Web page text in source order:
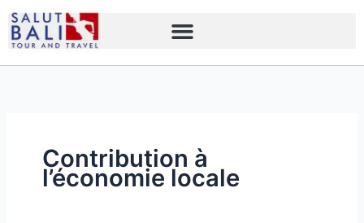
Skip
content
Contribution à
l’économie locale